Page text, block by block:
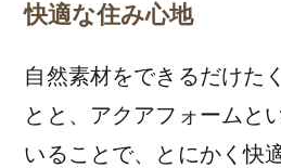
快適な住み心地
自然素材をできるだけた
とと、アクアフォームと
いることで、とにかく快